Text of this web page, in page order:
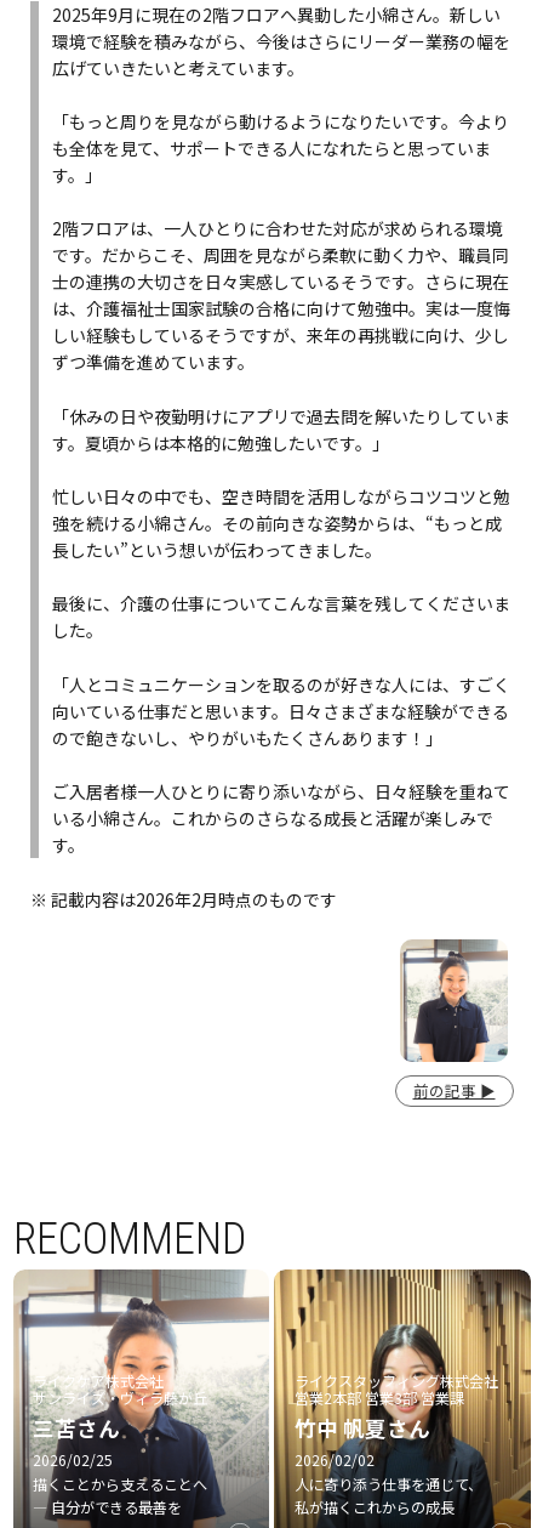
2025年9月に現在の2階フロアへ異動した小綿さん。新しい
環境で経験を積みながら、今後はさらにリーダー業務の幅を
広げていきたいと考えています。
「もっと周りを見ながら動けるようになりたいです。今より
も全体を見て、サポートできる人になれたらと思っていま
す。」
2階フロアは、一人ひとりに合わせた対応が求められる環境
です。だからこそ、周囲を見ながら柔軟に動く力や、職員同
士の連携の大切さを日々実感しているそうです。さらに現在
は、介護福祉士国家試験の合格に向けて勉強中。実は一度悔
しい経験もしているそうですが、来年の再挑戦に向け、少し
ずつ準備を進めています。
「休みの日や夜勤明けにアプリで過去問を解いたりしていま
す。夏頃からは本格的に勉強したいです。」
忙しい日々の中でも、空き時間を活用しながらコツコツと勉
強を続ける小綿さん。その前向きな姿勢からは、“もっと成
長したい”という想いが伝わってきました。
最後に、介護の仕事についてこんな言葉を残してくださいま
した。
「人とコミュニケーションを取るのが好きな人には、すごく
向いている仕事だと思います。日々さまざまな経験ができる
ので飽きないし、やりがいもたくさんあります！」
ご入居者様一人ひとりに寄り添いながら、日々経験を重ねて
いる小綿さん。これからのさらなる成長と活躍が楽しみで
す。
※ 記載内容は2026年2月時点のものです
前の記事 ▶
RECOMMEND
ライクケア株式会社
サンライズ・ヴィラ藤が丘
三苫さん
2026/02/25
描くことから支えることへ
― 自分ができる最善を
ライクスタッフィング株式会社
営業2本部 営業3部 営業課
竹中 帆夏さん
2026/02/02
人に寄り添う仕事を通じて、
私が描くこれからの成長